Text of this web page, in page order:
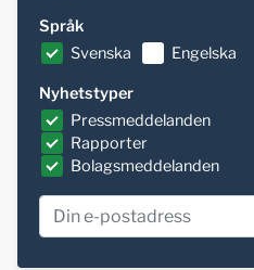
Språk
Svenska
Engelska
Nyhetstyper
Pressmeddelanden
Rapporter
Bolagsmeddelanden